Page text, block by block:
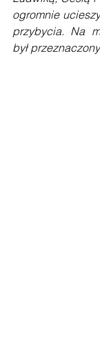
ogromnie
przybycia. Na
był